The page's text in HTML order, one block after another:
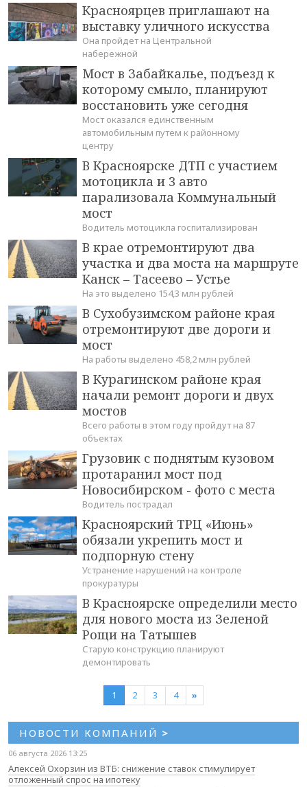
Красноярцев приглашают на
выставку уличного искусства
Она пройдет на Центральной
набережной
Мост в Забайкалье, подъезд к
которому смыло, планируют
восстановить уже сегодня
Мост оказался единственным
автомобильным путем к районному
центру
В Красноярске ДТП с участием
мотоцикла и 3 авто
парализовала Коммунальный
мост
Водитель мотоцикла госпитализирован
В крае отремонтируют два
участка и два моста на маршруте
Канск – Тасеево – Устье
На это выделено 154,3 млн рублей
В Сухобузимском районе края
отремонтируют две дороги и
мост
На работы выделено 458,2 млн рублей
В Курагинском районе края
начали ремонт дороги и двух
мостов
Всего работы в этом году пройдут на 87
объектах
Грузовик с поднятым кузовом
протаранил мост под
Новосибирском - фото с места
Водитель пострадал
Красноярский ТРЦ «Июнь»
обязали укрепить мост и
подпорную стену
Устранение нарушений на контроле
прокуратуры
В Красноярске определили место
для нового моста из Зеленой
Рощи на Татышев
Старую конструкцию планируют
демонтировать
1 2 3 4 »
НОВОСТИ КОМПАНИЙ >
06 августа 2026 13:25
Алексей Охорзин из ВТБ: снижение ставок стимулирует
отложенный спрос на ипотеку